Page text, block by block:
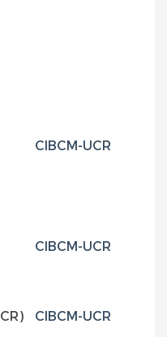
CIBCM-UCR
CIBCM-UCR
CIBCM-UCR